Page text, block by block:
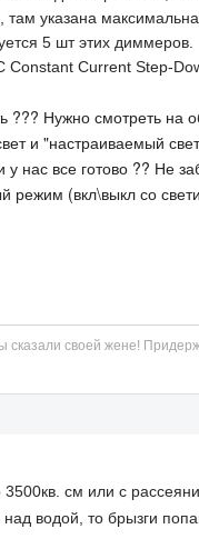
указана
5 шт этих диммеров.
Constant Current Step-
??? Нужно смотреть
и "настраиваемый
нас все готово ?? Не
режим (вкл\выкл со
своей жене!
см или с
водой, то брызги